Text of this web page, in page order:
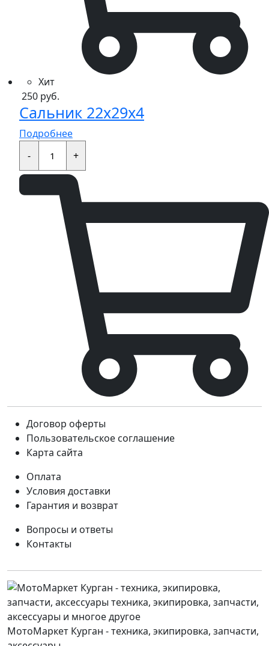
Хит
250 руб.
Сальник 22x29x4
Подробнее
-
Сальник
22x29x4+
Договор оферты
Пользовательское соглашение
Карта сайта
Оплата
Условия доставки
Гарантия и возврат
Вопросы и ответы
Контакты
МотоМаркет Курган - техника, экипировка, запчасти,